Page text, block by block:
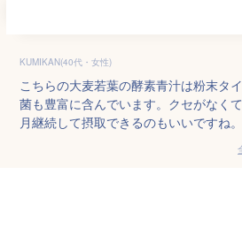
KUMIKAN(40代・女性)
こちらの大麦若葉の酵素青汁は粉末タ
菌も豊富に含んでいます。クセがなく
月継続して摂取できるのもいいですね。